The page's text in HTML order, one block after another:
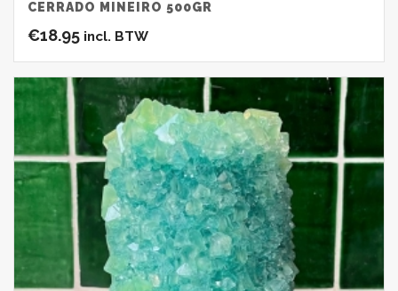
CERRADO MINEIRO 500GR
€18.95 incl. BTW